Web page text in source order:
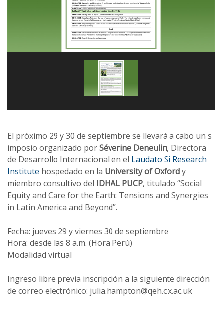
El próximo 29 y 30 de septiembre se llevará a cabo un s​
imposio organizado porSéverine Deneulin, Directora
de Desarrollo Internacional en el Laudato Si Research
Institute hospedado en la University of Oxfordy
miembro consultivo del IDHAL PUCP, titulado “Social
Equity and Care for the Earth: Tensions and Synergies
in Latin America and Beyond”.
Fecha: jueves 29 y viernes 30 de septiembre
Hora: desde las 8 a.m. (Hora Perú)
Modalidad virtual
Ingreso libre previa inscripción a la siguiente dirección
de correo electrónico: julia.hampton@qeh.ox.ac.uk